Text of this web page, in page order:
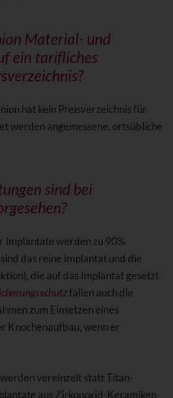
Material- und
ein tarifliches
?
hat kein Preisverzeichnis für
werden angemessene, ortsübliche
sind bei
Implantate werden zu 90%
das reine Implantat und die
die auf das Implantat gesetzt
fallen auch die
zum Einsetzen eines
Knochenaufbau, wenn er
vereinzelt statt Titan-
aus Zirkonoxid-Keramiken